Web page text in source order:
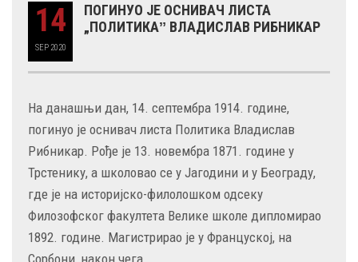
14
SEP 2020
ПОГИНУО ЈЕ ОСНИВАЧ ЛИСТА
„ПОЛИТИКАˮ ВЛАДИСЛАВ РИБНИКАР
На данашњи дан, 14. септембра 1914. године,
погинуо је оснивач листа Политика Владислав
Рибникар. Рође је 13. новембра 1871. године у
Трстенику, а школовао се у Јагодини и у Београду,
где је на историјско-филолошком одсеку
Филозофског факултета Велике школе дипломирао
1892. године. Магистрирао је у Француској, на
Сорбони, након чега